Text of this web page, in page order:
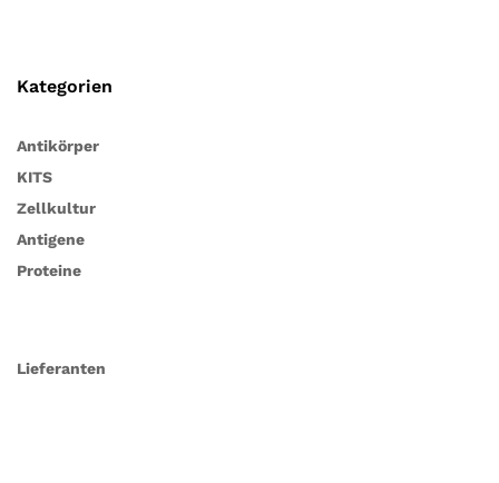
Kategorien
Antikörper
KITS
Zellkultur
Antigene
Proteine
Lieferanten